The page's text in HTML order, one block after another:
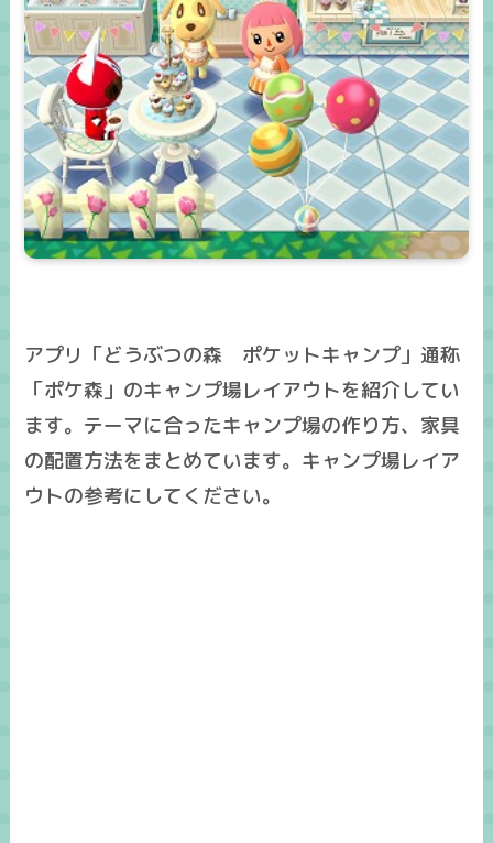
アプリ「どうぶつの森 ポケットキャンプ」通称
「ポケ森」のキャンプ場レイアウトを紹介してい
ます。テーマに合ったキャンプ場の作り方、家具
の配置方法をまとめています。キャンプ場レイア
ウトの参考にしてください。